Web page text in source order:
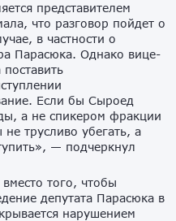
представителем
что разговор пойдет о
в частности о
Парасюка. Однако вице-
Если бы Сыроед
а не спикером фракции
трусливо убегать, а
— подчеркнул
того, чтобы
депутата Парасюка в
нарушением